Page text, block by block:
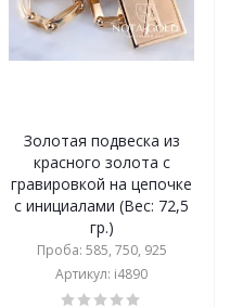
Золотая подвеска из
красного золота с
гравировкой на цепочке
с инициалами (Вес: 72,5
гр.)
Проба: 585, 750, 925
Артикул: i4890